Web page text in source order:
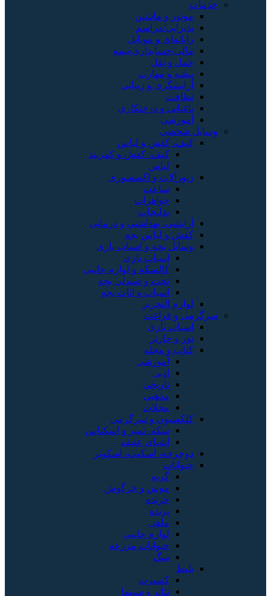
خدمات
موتور و ماشین
پذیرایی/مراسم
رایانه‌ای و موبایل
مالی/حسابداری/بیمه
حمل و نقل
پیشه و مهارت
آرایشگری و زیبایی
نظافت
باغبانی و درختکاری
آموزشی
وسایل شخصی
کیف، کفش و لباس
کیف، کفش و کمربند
لباس
زیورآلات و اکسسوری
ساعت
جواهرات
بدلیجات
آرایشی، بهداشتی و درمانی
کفش و لباس بچه
وسایل بچه و اسباب بازی
اسباب بازی
کالسکه و لوازم جانبی
تخت و صندلی بچه
اسباب و اثاث بچه
لوازم التحریر
سرگرمی و فراغت
اسباب‌ بازی
تور و چارتر
کتاب و مجله
آموزشی
ادبی
تاریخی
مذهبی
مجلات
کلکسیون و سرگرمی
سکه، تمبر و اسکناس
اشیای عتیقه
دوچرخه، اسکیت، اسکوتر
حیوانات
گربه
موش و خرگوش
خزنده
پرنده
ماهی
لوازم جانبی
حیوانات مزرعه
سگ
بلیط
کنسرت
تئاتر و سینما